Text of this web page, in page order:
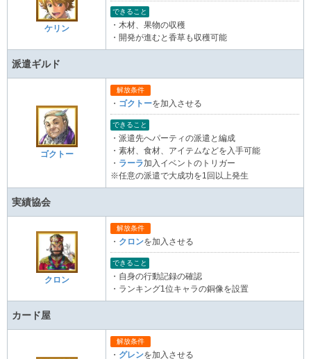
ケリン
できること
・木材、果物の収穫
・開発が進むと香草も収穫可能
派遣ギルド
ゴクトー
解放条件
・ ゴクトーを加入させる
できること
・派遣先へパーティの派遣と編成
・素材、食材、アイテムなどを入手可能
・ ラーラ加入イベントのトリガー
※任意の派遣で大成功を1回以上発生
実績協会
クロン
解放条件
・ クロンを加入させる
できること
・自身の行動記録の確認
・ランキング1位キャラの銅像を設置
カード屋
解放条件
・ グレンを加入させる